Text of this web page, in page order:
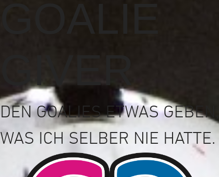
GOALIE
GIVER
DEN GOALIES ETWAS GEBEN,
WAS ICH SELBER NIE HATTE.